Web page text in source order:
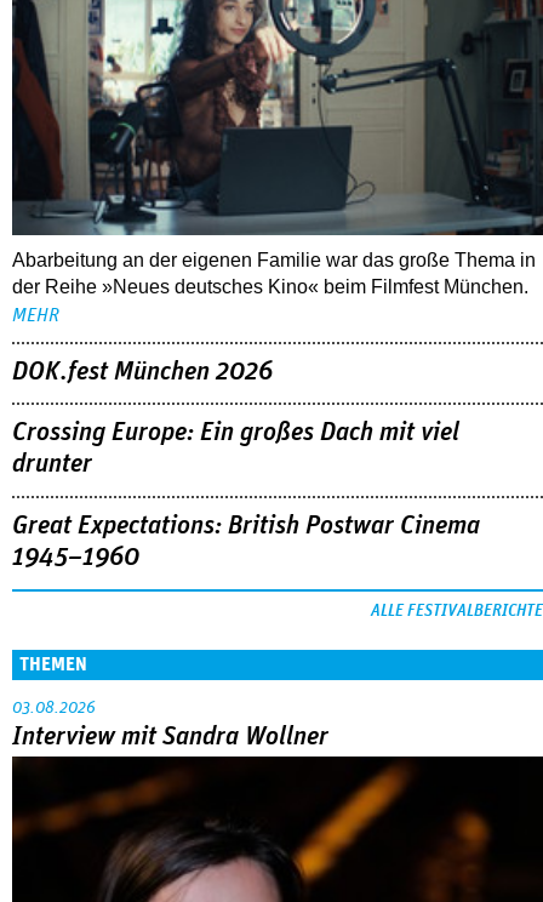
Abarbeitung an der eigenen Familie war das große Thema in
der Reihe »Neues deutsches Kino« beim Filmfest München.
MEHR
DOK.fest München 2026
Crossing Europe: Ein großes Dach mit viel
drunter
Great Expectations: British Postwar Cinema
1945–1960
ALLE FESTIVALBERICHTE
THEMEN
03.08.2026
Interview mit Sandra Wollner